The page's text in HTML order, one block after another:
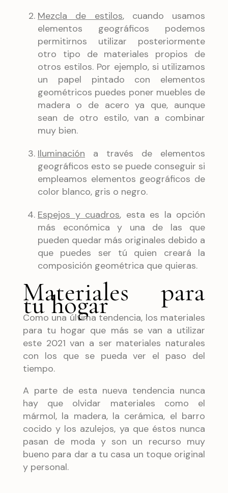
Mezcla de estilos, cuando usamos
elementos geográficos podemos
permitirnos utilizar posteriormente
otro tipo de materiales propios de
otros estilos. Por ejemplo, si utilizamos
un papel pintado con elementos
geométricos puedes poner muebles de
madera o de acero ya que, aunque
sean de otro estilo, van a combinar
muy bien.
Iluminación a través de elementos
geográficos esto se puede conseguir si
empleamos elementos geográficos de
color blanco, gris o negro.
Espejos y cuadros, esta es la opción
más económica y una de las que
pueden quedar más originales debido a
que puedes ser tú quien creará la
composición geométrica que quieras.
Materiales para
tu hogar
Como una última tendencia, los materiales
para tu hogar que más se van a utilizar
este 2021 van a ser materiales naturales
con los que se pueda ver el paso del
tiempo.
A parte de esta nueva tendencia nunca
hay que olvidar materiales como el
mármol, la madera, la cerámica, el barro
cocido y los azulejos, ya que éstos nunca
pasan de moda y son un recurso muy
bueno para dar a tu casa un toque original
y personal.